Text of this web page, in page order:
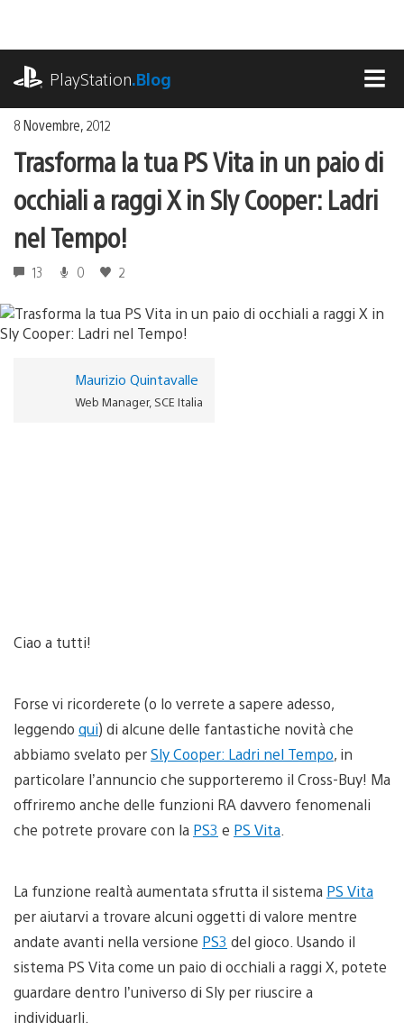
contenuto
PlayStation.Blog
8 Novembre, 2012
Trasforma la tua PS Vita in un paio di
occhiali a raggi X in Sly Cooper: Ladri
nel Tempo!
13 0 2
Maurizio Quintavalle
Web Manager, SCE Italia
Ciao a tutti!
Forse vi ricorderete (o lo verrete a sapere adesso,
leggendo qui) di alcune delle fantastiche novità che
abbiamo svelato perSly Cooper: Ladri nel Tempo, in
particolare l’annuncio che supporteremo il Cross-Buy! Ma
offriremo anche delle funzioni RA davvero fenomenali
che potrete provare con la PS3 e PS Vita
La funzione realtà aumentata sfrutta il sistema PS Vita
per aiutarvi a trovare alcuni oggetti di valore mentre
andate avanti nella versione PS3 del gioco. Usando il
sistema PS Vita come un paio di occhiali a raggi X, potete
guardare dentro l’universo di Sly per riuscire a
individuarli.